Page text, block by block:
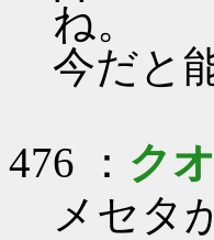
ね。
今だと
476 ： ク
メセタ